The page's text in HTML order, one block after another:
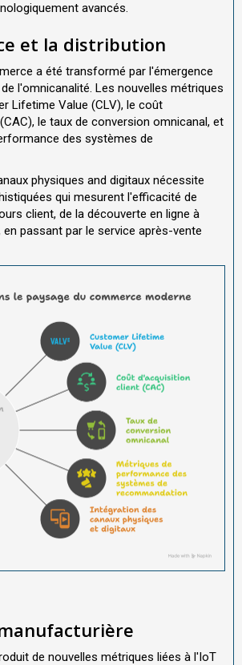
avancés.
et la distribution
a été transformé par l'émergence
l'omnicanalité. Les nouvelles métriques
Lifetime Value (CLV), le coût
le taux de conversion omnicanal, et
des systèmes de
physiques and digitaux nécessite
qui mesurent l'efficacité de
client, de la découverte en ligne à
passant par le service après-vente
de nouvelles métriques liées à l'IoT